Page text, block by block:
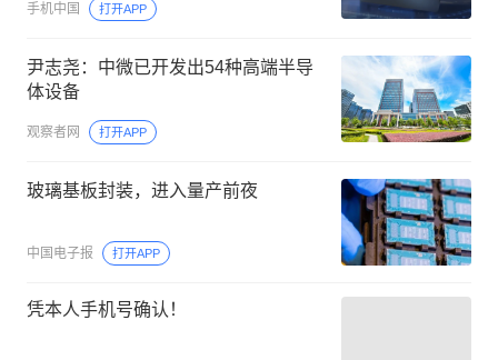
手机中国 打开APP
尹志尧：中微已开发出54种高端半导
体设备
观察者网 打开APP
玻璃基板封装，进入量产前夜
中国电子报 打开APP
凭本人手机号确认！